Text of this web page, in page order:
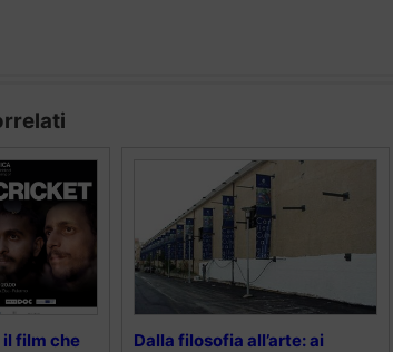
film che
Dalla filosofia all’arte: ai